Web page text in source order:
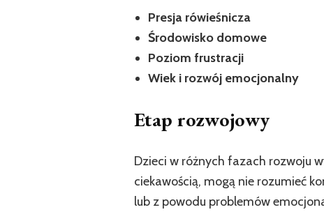
Presja rówieśnicza
Środowisko domowe
Poziom frustracji
Wiek i rozwój emocjonalny
Etap rozwojowy
Dzieci w różnych fazach rozwoju
ciekawością, mogą nie rozumieć
lub z powodu problemów